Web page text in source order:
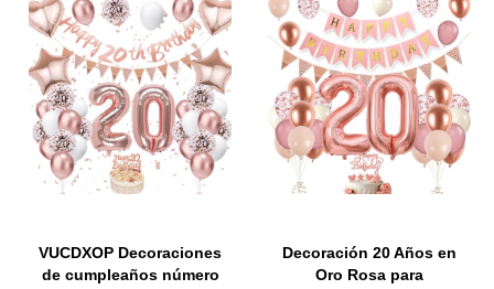
VUCDXOP Decoraciones
de cumpleaños número
Decoración 20 Años en
Oro Rosa para